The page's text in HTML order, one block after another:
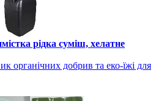
рідка суміш, хелатне
добрив та еко-їжі для